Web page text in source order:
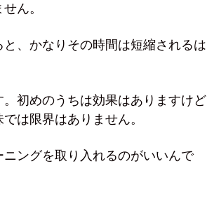
ん。
、かなりその時間は短縮されるは
初めのうちは効果はありますけど
は限界はありません。
ングを取り入れるのがいいんで